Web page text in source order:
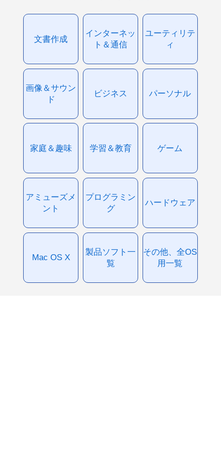
文書作成
インターネッ
ト＆通信
ユーティリテ
ィ
画像＆サウン
ド
ビジネス パーソナル
家庭＆趣味 学習＆教育 ゲーム
アミューズメ
ント
プログラミン
グ
ハードウェア
Mac OS X
製品ソフト一
覧
その他、全OS
用一覧